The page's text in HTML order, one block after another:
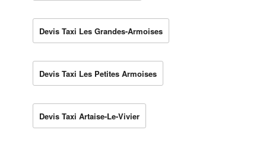
Devis Taxi Les Grandes-Armoises
Devis Taxi Les Petites Armoises
Devis Taxi Artaise-Le-Vivier